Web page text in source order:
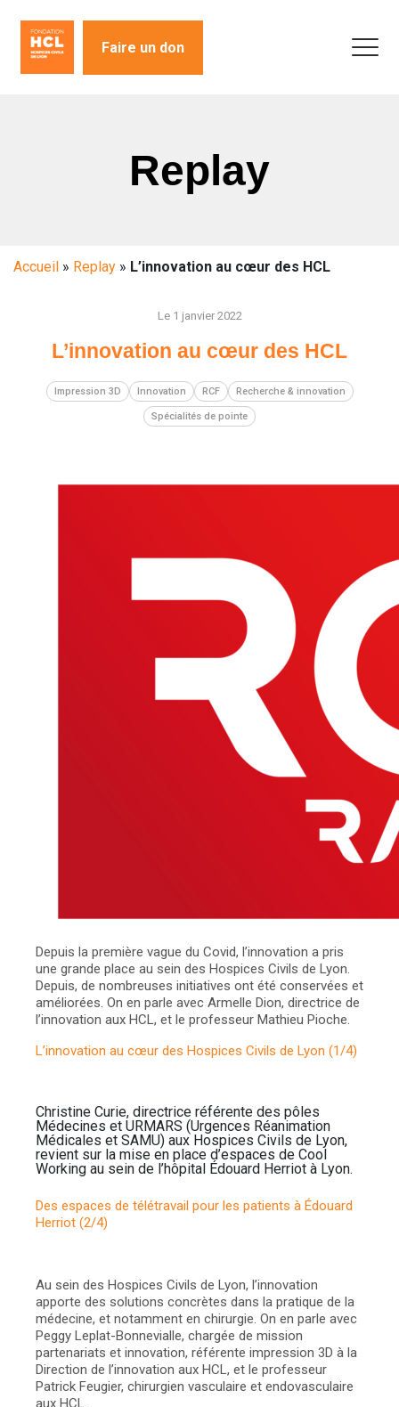
Faire un don
Replay
Accueil » Replay » L’innovation au cœur des HCL
Le 1 janvier 2022
L’innovation au cœur des HCL
Impression 3D Innovation RCF Recherche & innovation
Spécialités de pointe
Depuis la première vague du Covid, l’innovation a pris
une grande place au sein des Hospices Civils de Lyon.
Depuis, de nombreuses initiatives ont été conservées et
améliorées. On en parle avec Armelle Dion, directrice de
l’innovation aux HCL, et le professeur Mathieu Pioche.
L’innovation au cœur des Hospices Civils de Lyon (1/4)
Christine Curie, directrice référente des pôles
Médecines et URMARS (Urgences Réanimation
Médicales et SAMU) aux Hospices Civils de Lyon,
revient sur la mise en place d’espaces de Cool
Working au sein de l’hôpital Édouard Herriot à Lyon.
Des espaces de télétravail pour les patients à Édouard
Herriot (2/4)
Au sein des Hospices Civils de Lyon, l’innovation
apporte des solutions concrètes dans la pratique de la
médecine, et notamment en chirurgie. On en parle avec
Peggy Leplat-Bonnevialle, chargée de mission
partenariats et innovation, référente impression 3D à la
Direction de l’innovation aux HCL, et le professeur
Patrick Feugier, chirurgien vasculaire et endovasculaire
aux HCL.